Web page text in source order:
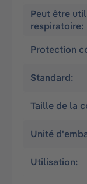
Peut être
respiratoire:
Protection
Standard:
Taille de la
Unité
Utilisation: